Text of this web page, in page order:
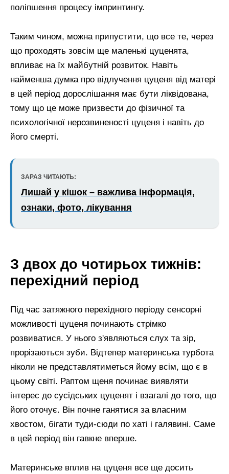
поліпшення процесу імпринтингу.
Таким чином, можна припустити, що все те, через
що проходять зовсім ще маленькі цуценята,
впливає на їх майбутній розвиток. Навіть
найменша думка про відлучення цуценя від матері
в цей період дорослішання має бути ліквідована,
тому що це може призвести до фізичної та
психологічної нерозвиненості цуценя і навіть до
його смерті.
ЗАРАЗ ЧИТАЮТЬ:
Лишай у кішок – важлива інформація,
ознаки, фото, лікування
З двох до чотирьох тижнів:
перехідний період
Під час затяжного перехідного періоду сенсорні
можливості цуценя починають стрімко
розвиватися. У нього з'являються слух та зір,
прорізаються зуби. Відтепер материнська турбота
ніколи не представлятиметься йому всім, що є в
цьому світі. Раптом щеня починає виявляти
інтерес до сусідських цуценят і взагалі до того, що
його оточує. Він почне ганятися за власним
хвостом, бігати туди-сюди по хаті і галявині. Саме
в цей період він гавкне вперше.
Материнське вплив на цуценя все ще досить